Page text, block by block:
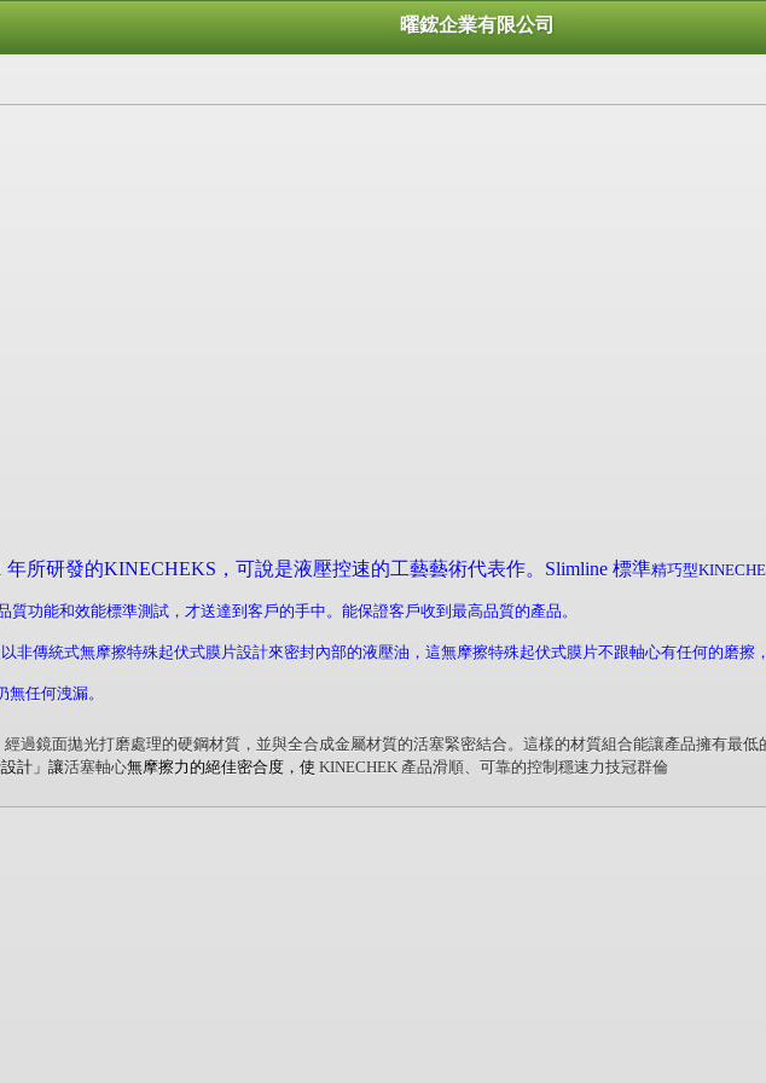
曜鋐企業有限公司
年所研發的KINECHEKS，可說是液壓控速的工藝藝術代表作。Slimline 標準精巧型
質功能和效能標準測試，才送達到客戶的手中。能保證客戶收到最高品質的產品。
非傳統式無摩擦特殊起伏式膜片設計來密封內部的液壓油，這無摩擦特殊起伏式膜片不跟軸心有任何的磨
任何洩漏。
經過鏡面拋光打磨處理的硬鋼材質，並與全合成金屬材質的活塞緊密結合。這樣的材質組合能讓產品擁有最
計」讓活塞軸心無摩擦力的絕佳密合度，使 KINECHEK 產品滑順、可靠的控制穩速力技冠群倫